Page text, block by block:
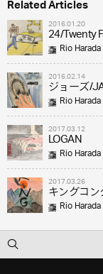
Related Articles
2016.01.20
24/Twenty
Rio Harada
2016.02.14
ジョーズ/
Rio Harada
2017.03.12
LOGAN
Rio Harada
2017.03.26
キングコ
Rio Harada